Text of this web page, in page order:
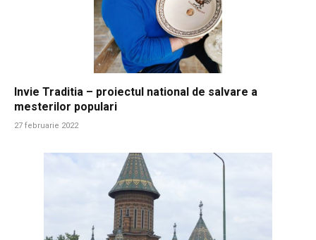
Invie Traditia – proiectul national de salvare a
mesterilor populari
27 februarie 2022